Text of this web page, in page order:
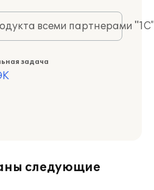
всеми партнерами
задача
следующие